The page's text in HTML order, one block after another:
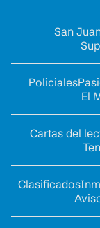
San
Policiales
El
Cartas del
Clasificados